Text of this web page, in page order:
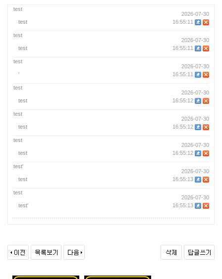
test
test
2026-07-30
16:55:11
test
test
2026-07-30
16:55:11
test
'
2026-07-30
16:55:11
test
test
2026-07-30
16:55:12
test
test
2026-07-30
16:55:12
test
test
2026-07-30
16:55:12
test'
test
2026-07-30
16:55:13
test
test'
2026-07-30
16:55:13